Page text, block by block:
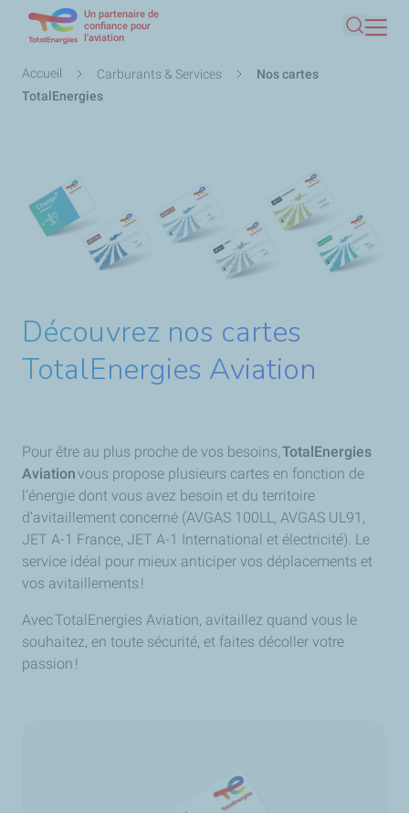
contenu
Un partenaire de
confiance pour
l'aviation
Fil
d'Ariane
Accueil Carburants & Services
Nos cartes
TotalEnergies
Découvrez nos cartes
TotalEnergies Aviation
Pour être au plus proche de vos besoins,TotalEnergies
Aviationvous propose plusieurs cartes en fonction de
l’énergie dont vous avez besoin et du territoire
d’avitaillement concerné (AVGAS 100LL, AVGAS UL91,
JET A-1 France, JET A-1 International et électricité). Le
service idéal pour mieux anticiper vos déplacements et
vos avitaillements !
Avec TotalEnergies Aviation, avitaillez quand vous le
souhaitez, en toute sécurité, et faites décoller votre
passion !